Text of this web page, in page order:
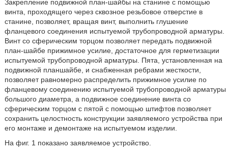
Закрепление подвижной план-шайбы на станине с помощью
винта, проходящего через сквозное резьбовое отверстие в
станине, позволяет, вращая винт, выполнить глушение
фланцевого соединения испытуемой трубопроводной арматуры.
Винт со сферическим торцом позволяет передать подвижной
план-шайбе прижимное усилие, достаточное для герметизации
испытуемой трубопроводной арматуры. Пята, установленная на
подвижной планшайбе, и снабженная ребрами жесткости,
позволяет равномерно распределить прижимное усилие по
фланцевому соединению испытуемой трубопроводной арматуры
большого диаметра, а подвижное соединение винта со
сферическим торцом с пятой с помощью штифтов позволяет
сохранить целостность конструкции заявляемого устройства при
его монтаже и демонтаже на испытуемом изделии.
На фиг. 1 показано заявляемое устройство.